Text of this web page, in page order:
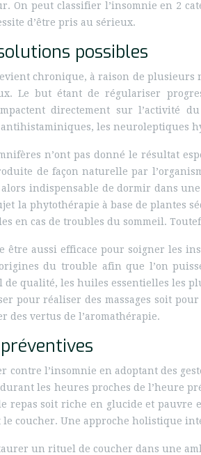
On peut classifier l’insomnie en 2
d’être pris au sérieux.
possibles
chronique, à raison de plusieurs
Le but étant de régulariser
directement sur l’activité
les neuroleptiques
n’ont pas donné le résultat
de façon naturelle par
indispensable de dormir dans
la phytothérapie à base de plantes
en cas de troubles du sommeil.
être aussi efficace pour soigner les
du trouble afin que l’on
qualité, les huiles essentielles les
pour réaliser des massages soit
des vertus de l’aromathérapie.
contre l’insomnie en adoptant des
les heures proches de l’heure
repas soit riche en glucide et pauvre
coucher. Une approche holistique
un rituel de coucher dans une